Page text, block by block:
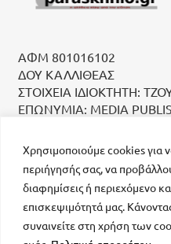
Χρησιμοποιούμε cookies για
περιήγησής σας, να
διαφημίσεις ή περιεχόμενο
επισκεψιμότητά μας.
συναινείτε στη χρήση των
ΑΦΜ 801016102
ΔΟΥ ΚΑΛΛΙΘΕΑΣ
ΣΤΟΙΧΕΙΑ ΙΔΙΟΚΤΗΤΗ:
ΕΠΩΝΥΜΙΑ: MEDIA